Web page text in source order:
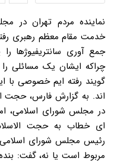
نماینده مردم تهران
خدمت مقام معظم رهبری رفته
جمع آوری سانتریفیوژها
چراکه ایشان یک مسائلی
گویند رفته ایم خصوصی با
اند. به گزارش فارس، حجت
در مجلس شورای اسلامی،
ای خطاب به حجت
رئیس مجلس شورای اسلامی
مربوط است یا نه، گفت: